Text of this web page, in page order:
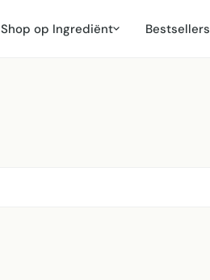
Shop op Ingrediënt Bestsellers